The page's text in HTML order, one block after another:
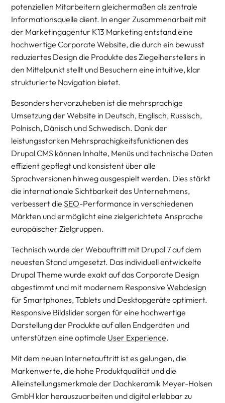
potenziellen Mitarbeitern gleichermaßen als zentrale
Informationsquelle dient. In enger Zusammenarbeit mit
der Marketingagentur K13 Marketing entstand eine
hochwertige Corporate Website, die durch ein bewusst
reduziertes Design die Produkte des Ziegelherstellers in
den Mittelpunkt stellt und Besuchern eine intuitive, klar
strukturierte Navigation bietet.
Besonders hervorzuheben ist die mehrsprachige
Umsetzung der Website in Deutsch, Englisch, Russisch,
Polnisch, Dänisch und Schwedisch. Dank der
leistungsstarken Mehrsprachigkeitsfunktionen des
Drupal CMS können Inhalte, Menüs und technische Daten
effizient gepflegt und konsistent über alle
Sprachversionen hinweg ausgespielt werden. Dies stärkt
die internationale Sichtbarkeit des Unternehmens,
verbessert dieSEO-Performance in verschiedenen
Märkten und ermöglicht eine zielgerichtete Ansprache
europäischer Zielgruppen.
Technisch wurde der Webauftritt mit Drupal 7 auf dem
neuesten Stand umgesetzt. Das individuell entwickelte
Drupal Theme wurde exakt auf das Corporate Design
abgestimmt und mit modernem ResponsiveWebdesign
für Smartphones, Tablets und Desktopgeräte optimiert.
Responsive Bildslider sorgen für eine hochwertige
Darstellung der Produkte auf allen Endgeräten und
unterstützen eine optimale User Experience.
Mit dem neuen Internetauftritt ist es gelungen, die
Markenwerte, die hohe Produktqualität und die
Alleinstellungsmerkmale der Dachkeramik Meyer-Holsen
GmbH klar herauszuarbeiten und digital erlebbar zu